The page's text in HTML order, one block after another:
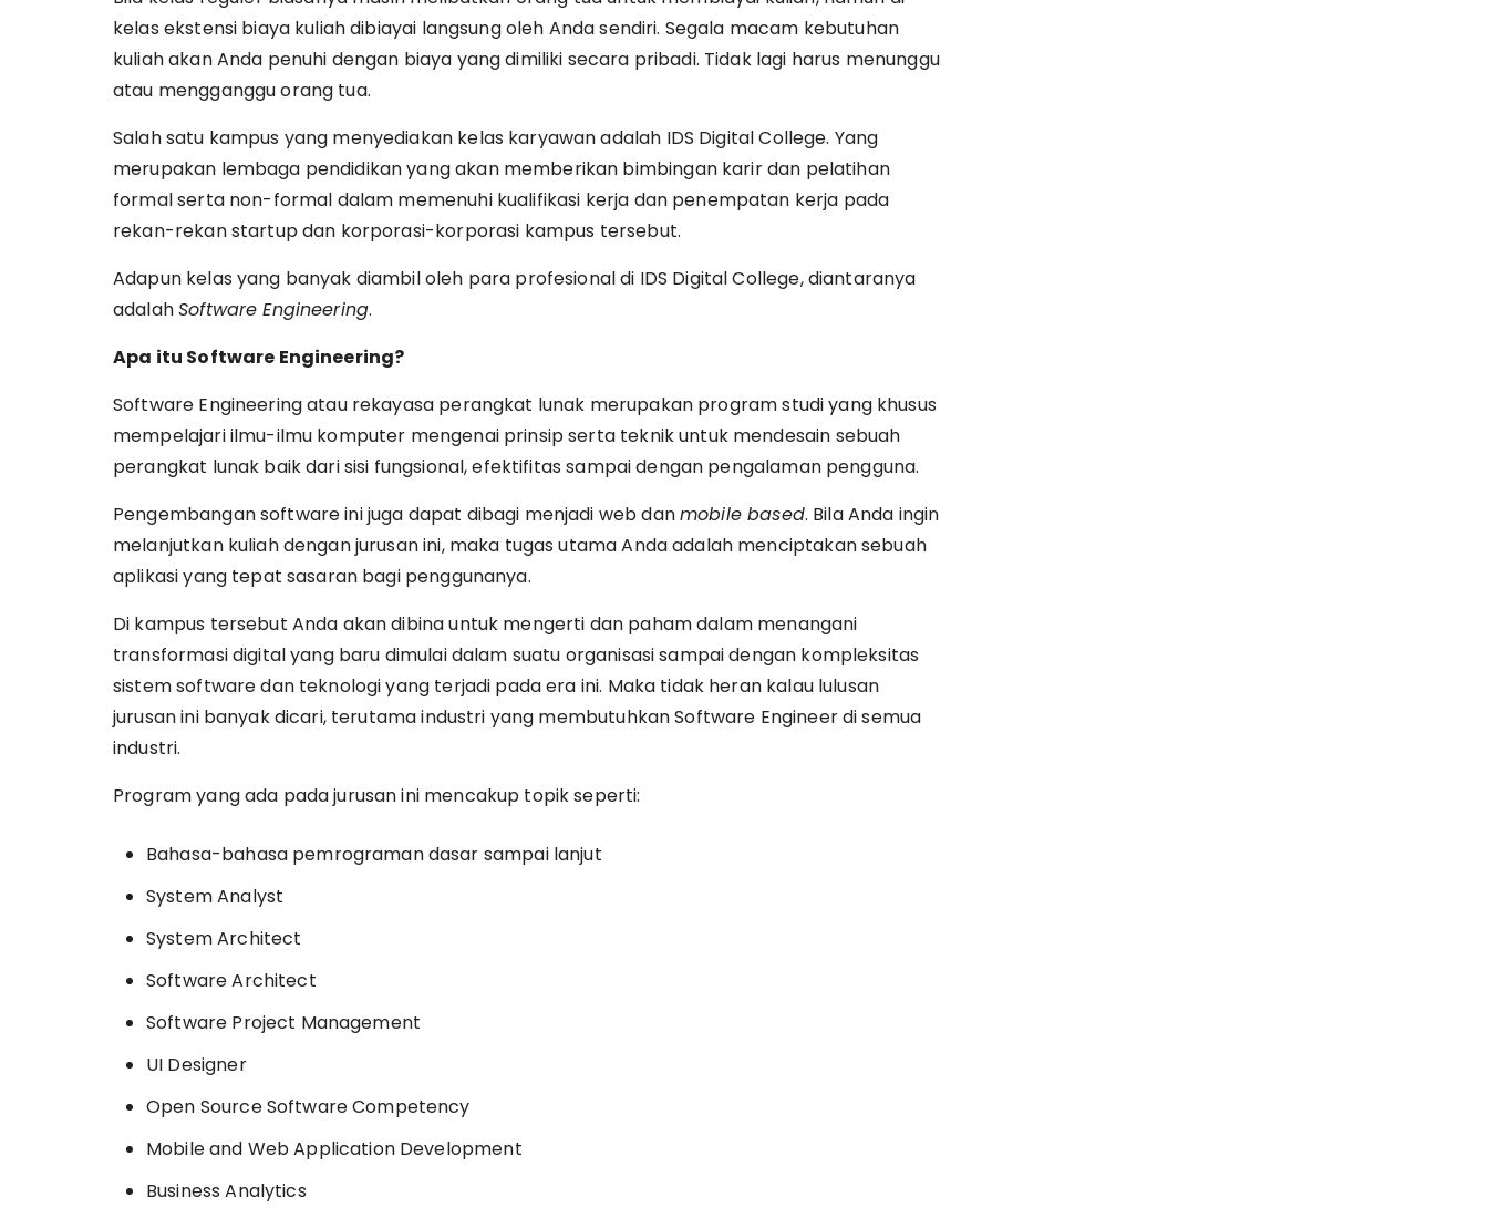
kelas ekstensi biaya kuliah dibiayai langsung oleh Anda sendiri. Segala macam kebutuhan
kuliah akan Anda penuhi dengan biaya yang dimiliki secara pribadi. Tidak lagi harus menunggu
atau mengganggu orang tua.
Salah satu kampus yang menyediakan kelas karyawan adalah IDS Digital College. Yang
merupakan lembaga pendidikan yang akan memberikan bimbingan karir dan pelatihan
formal serta non-formal dalam memenuhi kualifikasi kerja dan penempatan kerja pada
rekan-rekan startup dan korporasi-korporasi kampus tersebut.
Adapun kelas yang banyak diambil oleh para profesional di IDS Digital College, diantaranya
adalahSoftware Engineering.
Apa itu Software Engineering?
Software Engineering atau rekayasa perangkat lunak merupakan program studi yang khusus
mempelajari ilmu-ilmu komputer mengenai prinsip serta teknik untuk mendesain sebuah
perangkat lunak baik dari sisi fungsional, efektifitas sampai dengan pengalaman pengguna.
Pengembangan software ini juga dapat dibagi menjadi web danmobile based. Bila Anda ingin
melanjutkan kuliah dengan jurusan ini, maka tugas utama Anda adalah menciptakan sebuah
aplikasi yang tepat sasaran bagi penggunanya.
Di kampus tersebut Anda akan dibina untuk mengerti dan paham dalam menangani
transformasi digital yang baru dimulai dalam suatu organisasi sampai dengan kompleksitas
sistem software dan teknologi yang terjadi pada era ini. Maka tidak heran kalau lulusan
jurusan ini banyak dicari, terutama industri yang membutuhkan Software Engineer di semua
industri.
Program yang ada pada jurusan ini mencakup topik seperti:
Bahasa-bahasa pemrograman dasar sampai lanjut
System Analyst
System Architect
Software Architect
Software Project Management
UI Designer
Open Source Software Competency
Mobile and Web Application Development
Business Analytics